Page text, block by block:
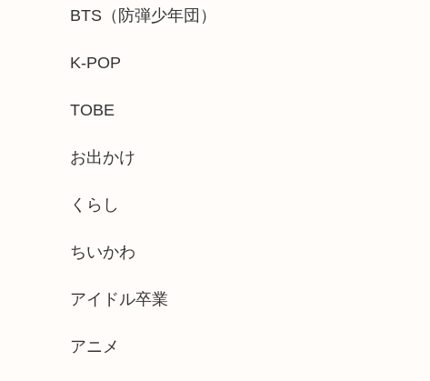
BTS（防弾少年団）
K-POP
TOBE
お出かけ
くらし
ちいかわ
アイドル卒業
アニメ